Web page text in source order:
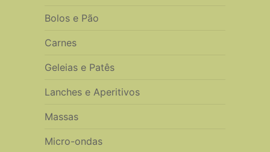
Bolos e Pão
Carnes
Geleias e Patês
Lanches e Aperitivos
Massas
Micro-ondas